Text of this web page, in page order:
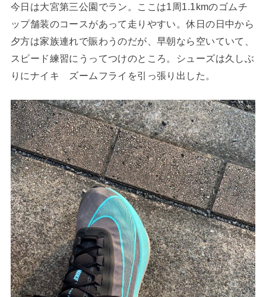
今日は大宮第三公園でラン。ここは1周1.1kmのゴムチ
ップ舗装のコースがあって走りやすい。休日の日中から
夕方は家族連れで賑わうのだが、早朝なら空いていて、
スピード練習にうってつけのところ。シューズは久しぶ
りにナイキ ズームフライを引っ張り出した。